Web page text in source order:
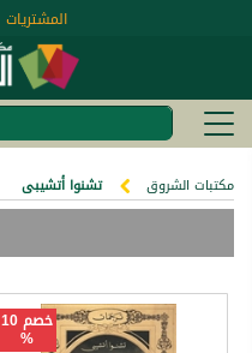
المشتريات
مكتبات الشروق تشنوا أتشيبى
خصم 10
%